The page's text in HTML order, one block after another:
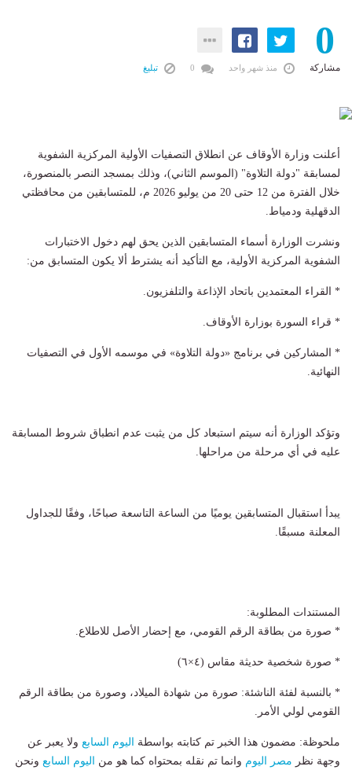
0
مشاركة منذ شهر واحد تبليغ
أعلنت وزارة الأوقاف عن انطلاق التصفيات الأولية المركزية الشفوية
لمسابقة "دولة التلاوة" (الموسم الثاني)، وذلك بمسجد النصر بالمنصورة،
خلال الفترة من 12 حتى 20 من يوليو 2026 م، للمتسابقين من محافظتي
الدقهلية ودمياط.
ونشرت الوزارة أسماء المتسابقين الذين يحق لهم دخول الاختبارات
الشفوية المركزية الأولية، مع التأكيد أنه يشترط ألا يكون المتسابق من:
* القراء المعتمدين باتحاد الإذاعة والتلفزيون.
* قراء السورة بوزارة الأوقاف.
* المشاركين في برنامج «دولة التلاوة» في موسمه الأول في التصفيات
النهائية.
وتؤكد الوزارة أنه سيتم استبعاد كل من يثبت عدم انطباق شروط المسابقة
عليه في أي مرحلة من مراحلها.
يبدأ استقبال المتسابقين يوميًا من الساعة التاسعة صباحًا، وفقًا للجداول
المعلنة مسبقًا.
المستندات المطلوبة:
* صورة من بطاقة الرقم القومي، مع إحضار الأصل للاطلاع.
* صورة شخصية حديثة مقاس (٤×٦)
* بالنسبة لفئة الناشئة: صورة من شهادة الميلاد، وصورة من بطاقة الرقم
القومي لولي الأمر.
ملحوظة: مضمون هذا الخبر تم كتابته بواسطة اليوم السابع ولا يعبر عن
وجهة نظر مصر اليوم وانما تم نقله بمحتواه كما هو من اليوم السابع ونحن